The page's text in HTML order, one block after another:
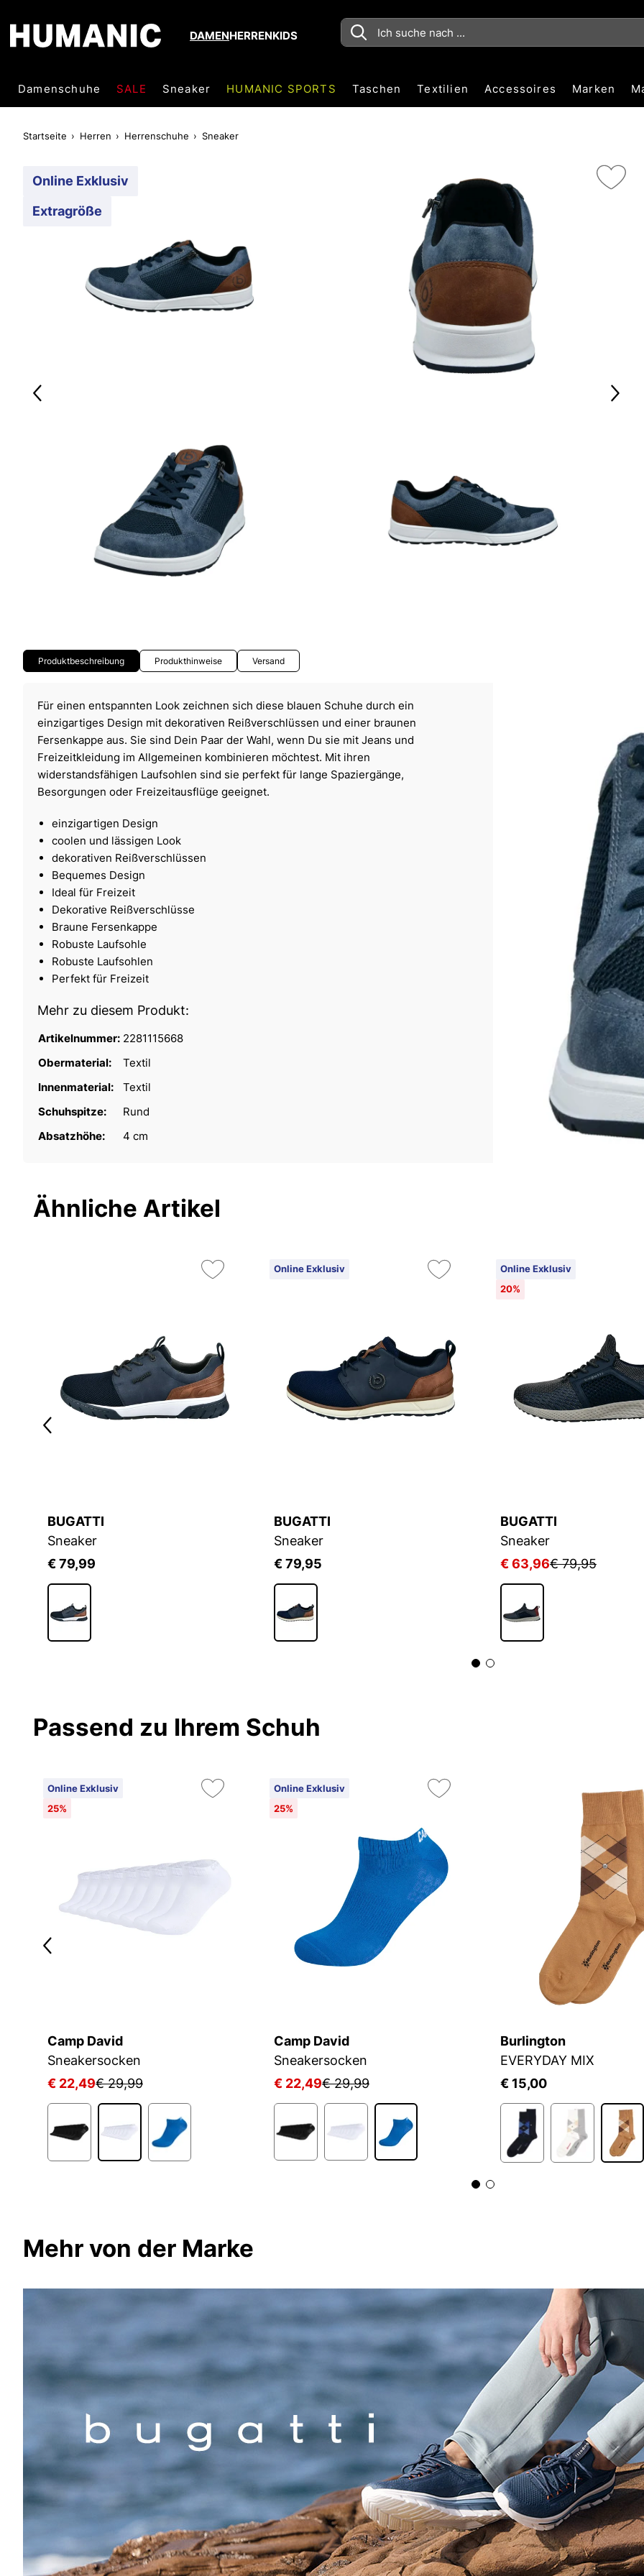
DAMENHERRENKIDS
Damenschuhe SALE Sneaker HUMANIC SPORTS Taschen Textilien Accessoires Marken
Startseite Herren Herrenschuhe Sneaker
Online Exklusiv
Extragröße
Produktbeschreibung Produkthinweise Versand
Für einen entspannten Look zeichnen sich diese blauen Schuhe durch ein
einzigartiges Design mit dekorativen Reißverschlüssen und einer braunen
Fersenkappe aus. Sie sind Dein Paar der Wahl, wenn Du sie mit Jeans und
Freizeitkleidung im Allgemeinen kombinieren möchtest. Mit ihren
widerstandsfähigen Laufsohlen sind sie perfekt für lange Spaziergänge,
Besorgungen oder Freizeitausflüge geeignet.
einzigartigen Design
coolen und lässigen Look
dekorativen Reißverschlüssen
Bequemes Design
Ideal für Freizeit
Dekorative Reißverschlüsse
Braune Fersenkappe
Robuste Laufsohle
Robuste Laufsohlen
Perfekt für Freizeit
Mehr zu diesem Produkt:
Artikelnummer: 2281115668
Obermaterial:
Textil
Innenmaterial:
Textil
Schuhspitze:
Rund
Absatzhöhe:
4 cm
Ähnliche Artikel
BUGATTI
Sneaker
€ 79,99
Online Exklusiv
BUGATTI
Sneaker
€ 79,95
Online Exklusiv
20%
BUGATTI
Sneaker
€ 63,96€ 79,95
Passend zu Ihrem Schuh
Online Exklusiv
25%
Camp David
Sneakersocken
€ 22,49€ 29,99
Online Exklusiv
25%
Camp David
Sneakersocken
€ 22,49€ 29,99
Burlington
EVERYDAY MIX
€ 15,00
Mehr von der Marke